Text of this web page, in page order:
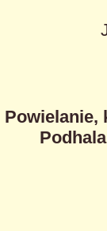
Powielanie,